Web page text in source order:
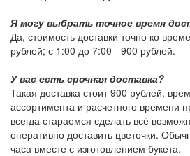
Я могу выбрать точное время
Да, стоимость доставки точно ко
рублей; с 1:00 до 7:00 - 900 рублей.
У вас есть срочная доставка?
Такая доставка стоит900 рублей,
ассортимента и расчетного времени
всегда стараемся сделать всё
оперативно доставить цветочки.
часа вместе с изготовлением букета.